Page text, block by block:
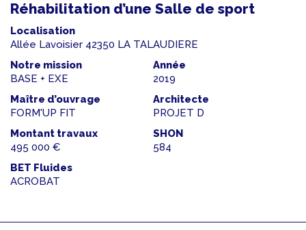
Réhabilitation d’une Salle de sport
Localisation
Allée Lavoisier 42350 LA TALAUDIERE
Notre mission
BASE + EXE
Année
2019
Maître d’ouvrage
FORM'UP FIT
Architecte
PROJET D
Montant travaux
495 000 €
SHON
584
BET Fluides
ACROBAT